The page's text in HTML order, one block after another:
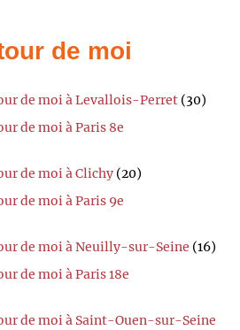
de moi
de moi à Levallois-Perret (30)
de moi à Paris 8e
de moi à Clichy (20)
de moi à Paris 9e
de moi à Neuilly-sur-Seine (16)
de moi à Paris 18e
de moi à Saint-Ouen-sur-Seine